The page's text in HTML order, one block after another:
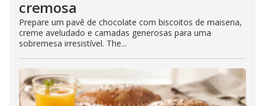
cremosa
Prepare um pavê de chocolate com biscoitos de maisena,
creme aveludado e camadas generosas para uma
sobremesa irresistível. The...